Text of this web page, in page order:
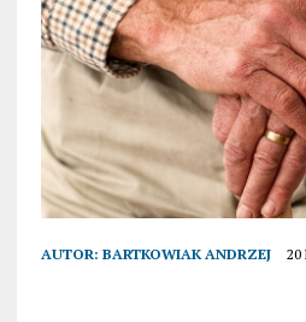
AUTOR: BARTKOWIAK ANDRZEJ 20